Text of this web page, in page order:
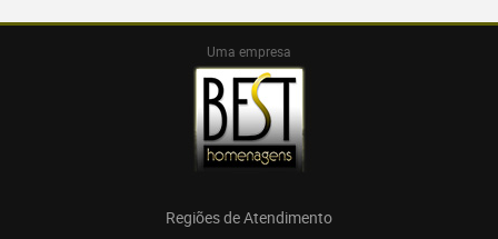
Uma empresa
Regiões de Atendimento